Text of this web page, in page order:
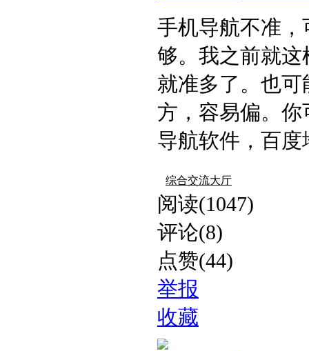
手机导航不准，
够。我之前就
就准多了。也
方，容易偏。
导航软件，百
综合交流大厅
阅读(1047)
评论(8)
点赞(44)
举报
收藏